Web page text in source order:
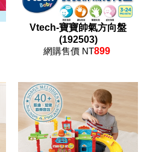
Vtech-寶寶帥氣方向盤
(192503)
網購售價 NT899